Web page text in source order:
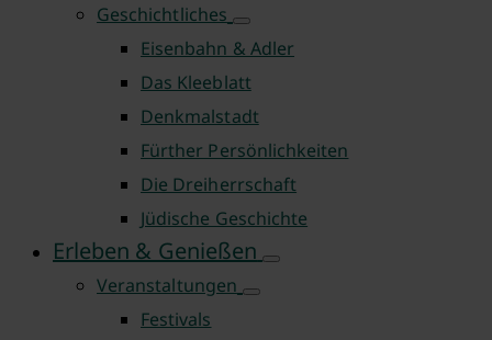
Geschichtliches
Eisenbahn & Adler
Das Kleeblatt
Denkmalstadt
Fürther Persönlichkeiten
Die Dreiherrschaft
Jüdische Geschichte
Erleben & Genießen
Veranstaltungen
Festivals